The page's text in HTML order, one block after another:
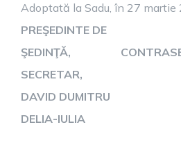
Adoptată la Sadu, în 27 martie
PREŞEDINTE DE
ŞEDINŢĂ,
SECRETAR,
DAVID DUMITRU
DELIA-IULIA